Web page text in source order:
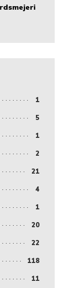
1
5
1
2
21
4
1
20
22
118
11